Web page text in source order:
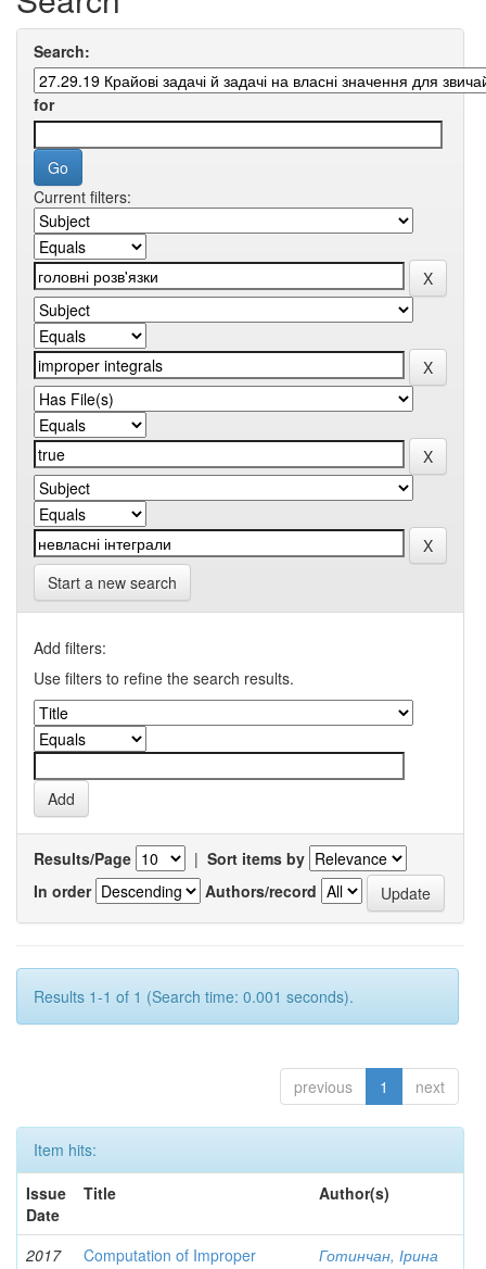
Search:
for
Current filters:
Start a new search
Add filters:
Use filters to refine the search results.
Results/Page | Sort items by
In order
Authors/record
Results 1-1 of 1 (Search time: 0.001 seconds).
previous 1 next
Item hits:
Issue
Date
Title Author(s)
2017
Computation of Improper
Готинчан, Ірина